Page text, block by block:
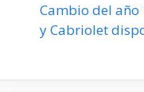
Cambio del año
y Cabriolet